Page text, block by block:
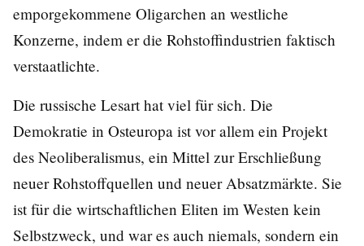
emporgekommene Oligarchen an westliche
Konzerne, indem er die Rohstoffindustrien faktisch
verstaatlichte.
Die russische Lesart hat viel für sich. Die
Demokratie in Osteuropa ist vor allem ein Projekt
des Neoliberalismus, ein Mittel zur Erschließung
neuer Rohstoffquellen und neuer Absatzmärkte. Sie
ist für die wirtschaftlichen Eliten im Westen kein
Selbstzweck, und war es auch niemals, sondern ein